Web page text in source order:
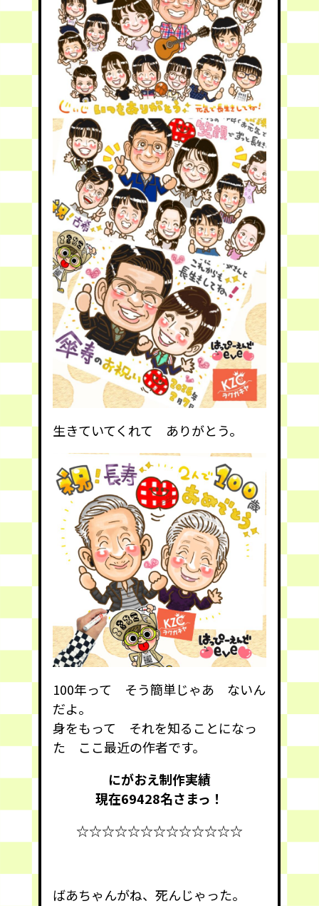
生きていてくれて ありがとう。
100年って そう簡単じゃあ ないん
だよ。
身をもって それを知ることになっ
た ここ最近の作者です。
にがおえ制作実績
現在69428名さまっ！
☆☆☆☆☆☆☆☆☆☆☆☆☆
ばあちゃんがね、死んじゃった。